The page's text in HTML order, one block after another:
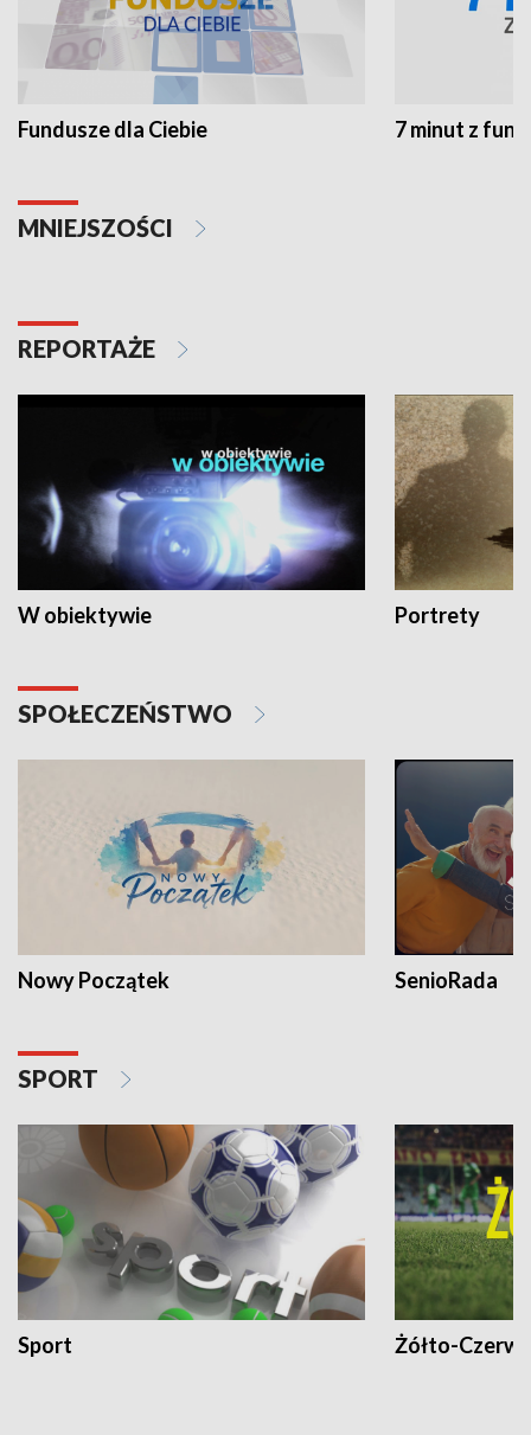
Fundusze dla Ciebie 7 minut z
MNIEJSZOŚCI
REPORTAŻE
W obiektywie Portrety
SPOŁECZEŃSTWO
Nowy Początek SenioRada
SPORT
Sport Żółto-